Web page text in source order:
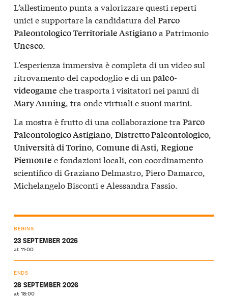
L’allestimento punta a valorizzare questi reperti
unici e supportare la candidatura del Parco
Paleontologico Territoriale Astigianoa Patrimonio
Unesco.
L’esperienza immersiva è completa di un video sul
ritrovamento del capodoglio e di un paleo-
videogame che trasporta i visitatori nei panni di
Mary Anning , tra onde virtuali e suoni marini.
La mostra è frutto di una collaborazione tra Parco
Paleontologico Astigiano, Distretto Paleontologico,
Università di Torino, Comune di Asti, Regione
Piemonte e fondazioni locali, con coordinamento
scientifico di Graziano Delmastro, Piero Damarco,
Michelangelo Bisconti e Alessandra Fassio.
BEGINS
23 SEPTEMBER 2026
at 11:00
ENDS
28 SEPTEMBER 2026
at 18:00